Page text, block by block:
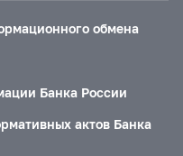
обмена
Банка России
актов Банка